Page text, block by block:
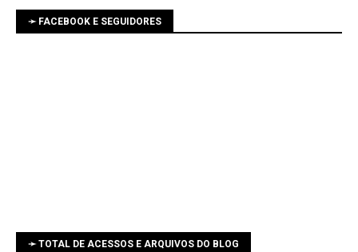
➛ FACEBOOK E SEGUIDORES
➛ TOTAL DE ACESSOS E ARQUIVOS DO BLOG